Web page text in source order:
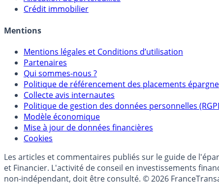
Crédit immobilier
Mentions
Mentions légales et Conditions d’utilisation
Partenaires
Qui sommes-nous ?
Politique de référencement des placements épargne
Collecte avis internautes
Politique de gestion des données personnelles
Modèle économique
Mise à jour de données financières
Cookies
Les articles et commentaires publiés sur le guide de
et Financier. L'activité de conseil en investissements
non-indépendant, doit être consulté. © 2026